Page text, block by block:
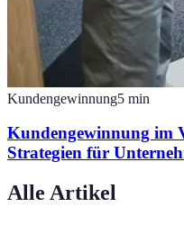
Kundengewinnung5 min
Kundengewinnung im
Strategien für
Alle Artikel